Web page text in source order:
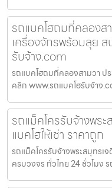
รถแบคโฮถมที่คลองส
เครื่องจักรพร้อมลุย
รับจ้าง.com
รถแบคโฮถมที่คลองสามวา ป
คลิก www.รถแบคโฮรับจ้าง
รถแม็คโครรับจ้างพร
แบคโฮให้เช่า ราคาถูก
รถแม็คโครรับจ้างพระสมุทรเ
ครบวงจร ทั่วไทย 24 ชั่วโมง